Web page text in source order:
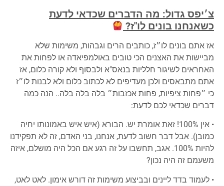
צ׳יפס גדול: מה הדברים שכדאי לדעת
כשאנחנו בונים לו"ז?
אז אתם בונים לו״ז, כותבים הרים וגבהות, משימות שלא
מביישות את האצנים הכי טובים באולמפיאדה או לפחות את
האחראים לשיגור חלליות בנאס"א ולבסוף ולא קורה כלום, אז
אתם מתבאסים ולכן מעדיפים לא לכתוב כלום ולא לבנות לו״ז
כי ״פחות ציפיות, פחות אכזבות״ בלה בלה בלה.. הנה כמה
דברים שכדאי לכם לדעת:
• אין 100%! זאת אומרת יש. הבורא (איש איש באמונותו יחיה
כמובן). אבל דבר חשוב לדעת, אנחנו, בני האדם, זה לא תפקידנו
להיות 100%. אגב, תחשבו על זה רגע אם הכל היה מושלם, איזה
משעמם זה היה נכון?
• לעמוד בדד ליינים ובביצוע משימות זה דורש אימון. לאט לאט,